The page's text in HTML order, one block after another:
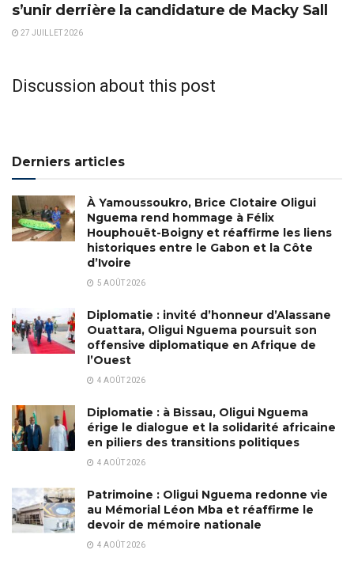
s’unir derrière la candidature de Macky Sall
27 JUILLET 2026
Discussion about this post
Derniers articles
À Yamoussoukro, Brice Clotaire Oligui
Nguema rend hommage à Félix
Houphouët-Boigny et réaffirme les liens
historiques entre le Gabon et la Côte
d’Ivoire
5 AOÛT 2026
Diplomatie : invité d’honneur d’Alassane
Ouattara, Oligui Nguema poursuit son
offensive diplomatique en Afrique de
l’Ouest
4 AOÛT 2026
Diplomatie : à Bissau, Oligui Nguema
érige le dialogue et la solidarité africaine
en piliers des transitions politiques
4 AOÛT 2026
Patrimoine : Oligui Nguema redonne vie
au Mémorial Léon Mba et réaffirme le
devoir de mémoire nationale
4 AOÛT 2026